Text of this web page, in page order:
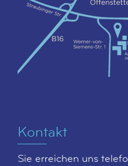
Kontakt
Sie erreichen uns